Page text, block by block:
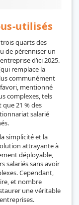
utilisés
quarts des
de pérenniser un
d’ici 2025.
remplace la
communément
mentionné
complexes, tels
21 % des
salarié
simplicité et la
attrayante à
déployable,
salariés sans avoir
Cependant,
et nombre
une véritable